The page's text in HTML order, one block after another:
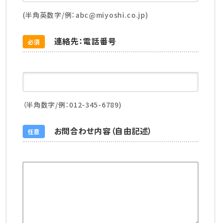
(半角英数字/例：abc@miyoshi.co.jp)
連絡先：電話番号
必須
（半角数字/例：012-345-6789)
お問合わせ内容（自由記述）
任意